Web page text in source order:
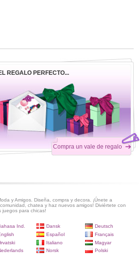
REGALO PERFECTO...
Compra un vale de regalo
y Amigos. Diseña, compra y decora. ¡Únete a
chatea y haz nuevos amigos! Diviértete con
juegos para chicas!
Ind. Dansk
Deutsch
Español
Français
Italiano
Magyar
Norsk Polski